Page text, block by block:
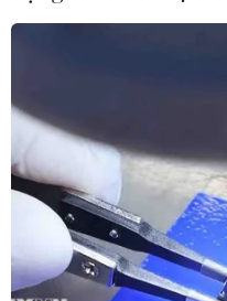
CƠ QUAN CHỦ QUẢN: THÔNG TẤN
Tổng Biên tập: TRẦN
Phó Tổng Biên tập: